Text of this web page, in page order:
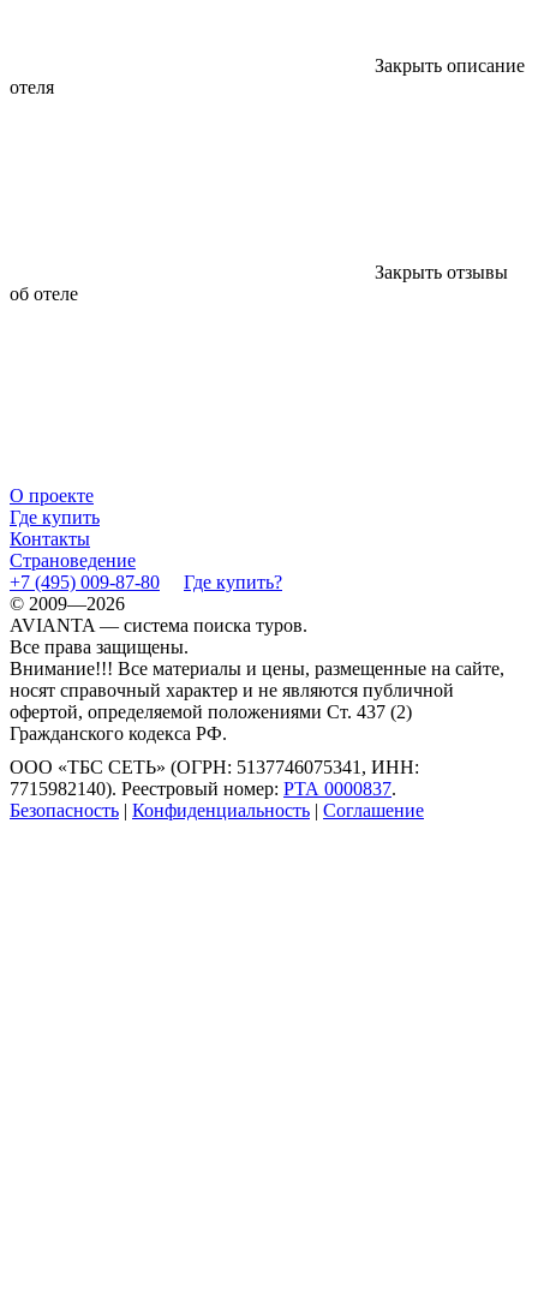
Закрыть описание
отеля
Закрыть отзывы
об отеле
О проекте
Где купить
Контакты
Страноведение
+7 (495) 009-87-80
Где купить?
© 2009—2026
AVIANTA — система поиска туров.
Все права защищены.
Внимание!!! Все материалы и цены, размещенные на сайте,
носят справочный характер и не являются публичной
офертой, определяемой положениями Ст. 437 (2)
Гражданского кодекса РФ.
ООО «ТБС СЕТЬ» (ОГРН: 5137746075341, ИНН:
7715982140). Реестровый номер: РТА 0000837.
Безопасность | Конфиденциальность | Соглашение